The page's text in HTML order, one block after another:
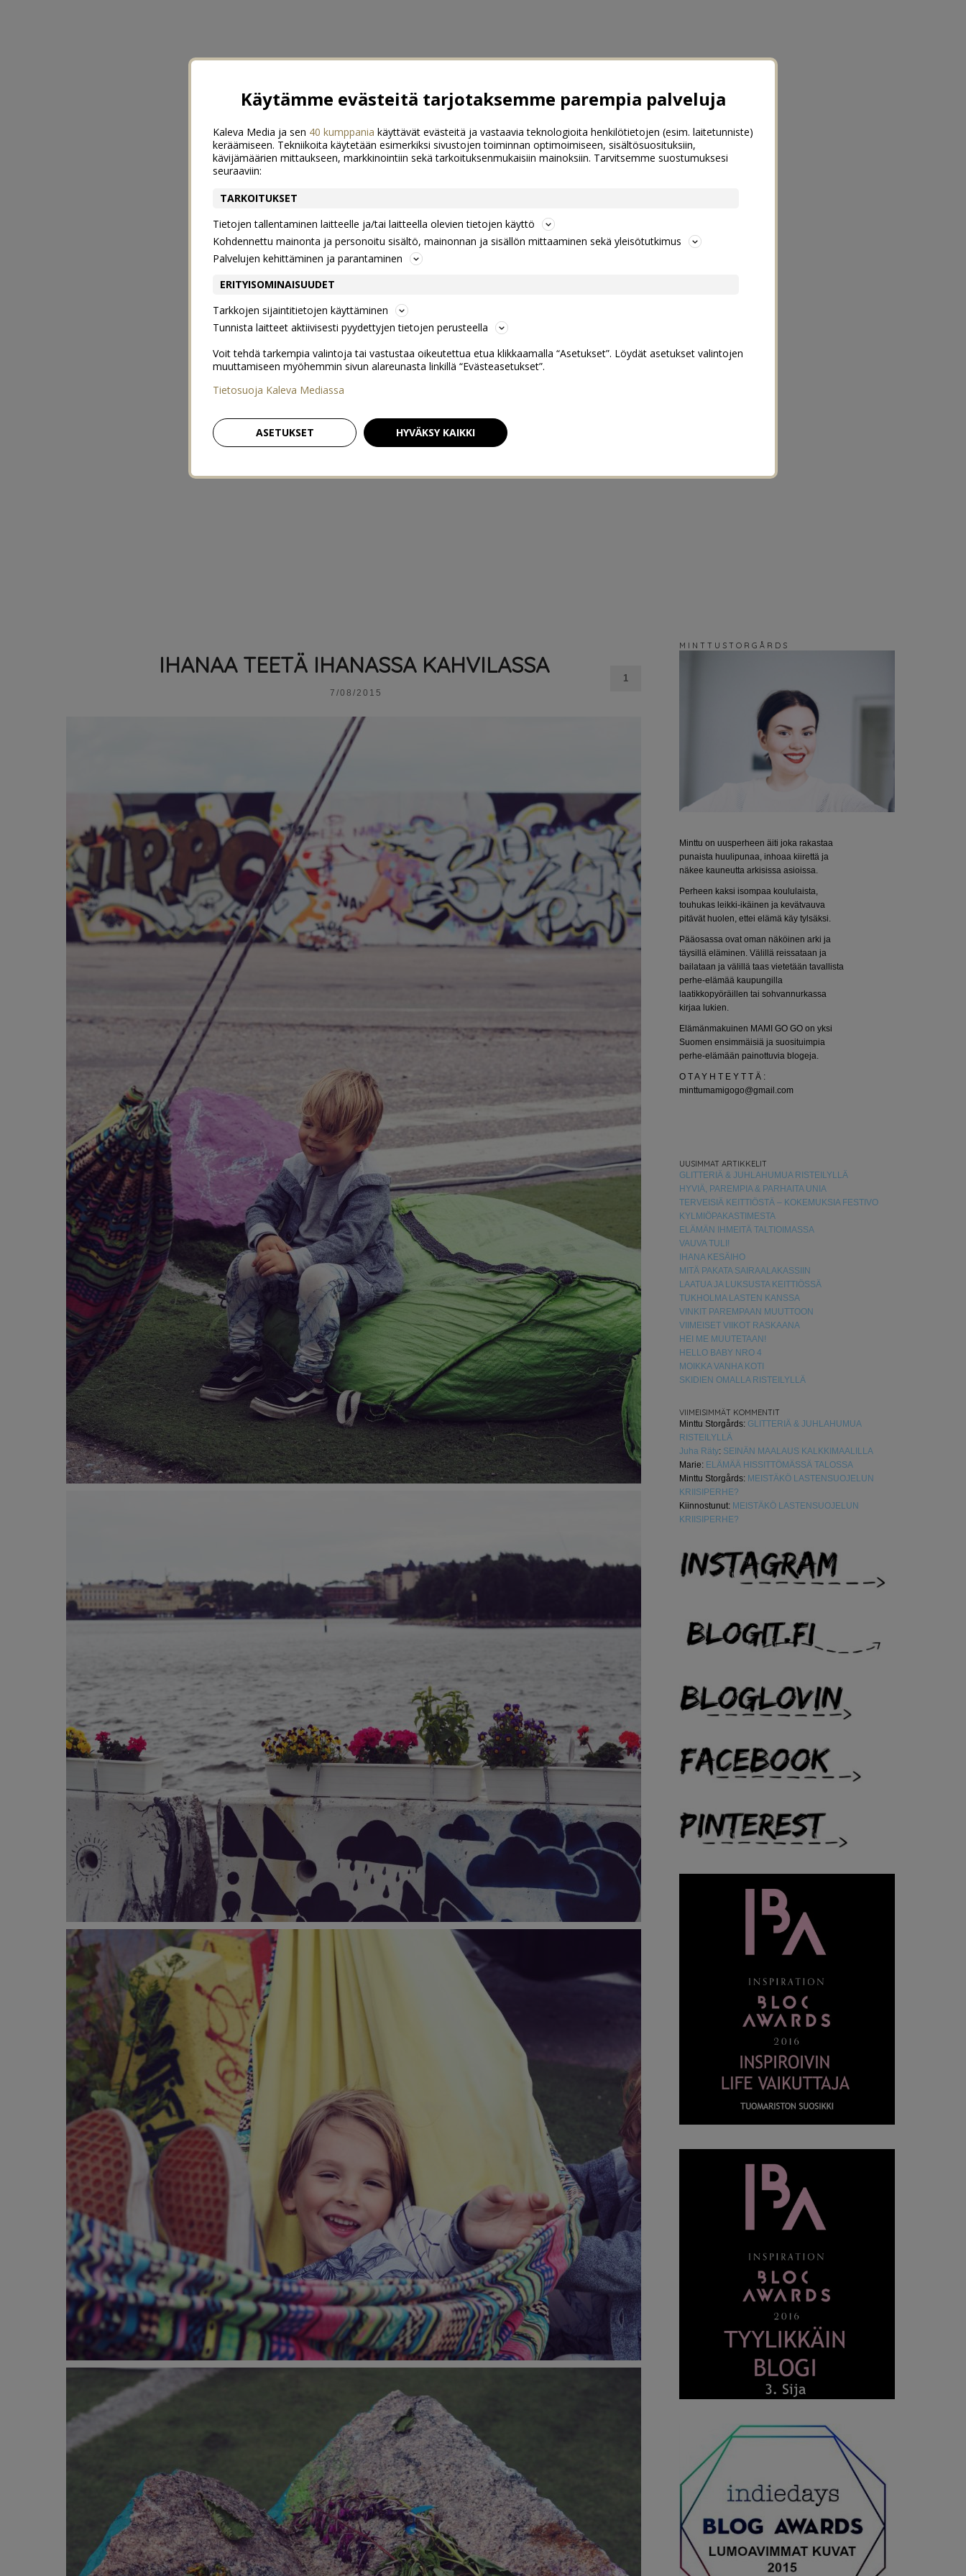
IHANAA TEETÄ IHANASSA KAHVILASSA
7/08/2015
1
M I N T T U S T O R G Å R D S
Minttu on uusperheen äiti joka rakastaa
punaista huulipunaa, inhoaa kiirettä ja
näkee kauneutta arkisissa asioissa.
Perheen kaksi isompaa koululaista,
touhukas leikki-ikäinen ja kevätvauva
pitävät huolen, ettei elämä käy tylsäksi.
Pääosassa ovat oman näköinen arki ja
täysillä eläminen. Välillä reissataan ja
bailataan ja välillä taas vietetään tavallista
perhe-elämää kaupungilla
laatikkopyöräillen tai sohvannurkassa
kirjaa lukien.
Elämänmakuinen MAMI GO GO on yksi
Suomen ensimmäisiä ja suosituimpia
perhe-elämään painottuvia blogeja.
O T A Y H T E Y T T Ä :
minttumamigogo@gmail.com
UUSIMMAT ARTIKKELIT
GLITTERIÄ & JUHLAHUMUA RISTEILYLLÄ
HYVIÄ, PAREMPIA & PARHAITA UNIA
TERVEISIÄ KEITTIÖSTÄ – KOKEMUKSIA FESTIVO
KYLMIÖPAKASTIMESTA
ELÄMÄN IHMEITÄ TALTIOIMASSA
VAUVA TULI!
IHANA KESÄIHO
MITÄ PAKATA SAIRAALAKASSIIN
LAATUA JA LUKSUSTA KEITTIÖSSÄ
TUKHOLMA LASTEN KANSSA
VINKIT PAREMPAAN MUUTTOON
VIIMEISET VIIKOT RASKAANA
HEI ME MUUTETAAN!
HELLO BABY NRO 4
MOIKKA VANHA KOTI
SKIDIEN OMALLA RISTEILYLLÄ
VIIMEISIMMÄT KOMMENTIT
Minttu Storgårds: GLITTERIÄ & JUHLAHUMUA
RISTEILYLLÄ
Juha Räty: SEINÄN MAALAUS KALKKIMAALILLA
Marie: ELÄMÄÄ HISSITTÖMÄSSÄ TALOSSA
Minttu Storgårds: MEISTÄKÖ LASTENSUOJELUN
KRIISIPERHE?
Kiinnostunut: MEISTÄKÖ LASTENSUOJELUN
KRIISIPERHE?
Käytämme evästeitä tarjotaksemme parempia palveluja
Kaleva Media ja sen 40 kumppania käyttävät evästeitä ja vastaavia teknologioita henkilötietojen (esim. laitetunniste)
keräämiseen. Tekniikoita käytetään esimerkiksi sivustojen toiminnan optimoimiseen, sisältösuosituksiin,
kävijämäärien mittaukseen, markkinointiin sekä tarkoituksenmukaisiin mainoksiin. Tarvitsemme suostumuksesi
seuraaviin:
TARKOITUKSET
Tietojen tallentaminen laitteelle ja/tai laitteella olevien tietojen käyttö
Kohdennettu mainonta ja personoitu sisältö, mainonnan ja sisällön mittaaminen sekä yleisötutkimus
Palvelujen kehittäminen ja parantaminen
ERITYISOMINAISUUDET
Tarkkojen sijaintitietojen käyttäminen
Tunnista laitteet aktiivisesti pyydettyjen tietojen perusteella
Voit tehdä tarkempia valintoja tai vastustaa oikeutettua etua klikkaamalla “Asetukset”. Löydät asetukset valintojen
muuttamiseen myöhemmin sivun alareunasta linkillä “Evästeasetukset”.
Tietosuoja Kaleva Mediassa
ASETUKSET HYVÄKSY KAIKKI